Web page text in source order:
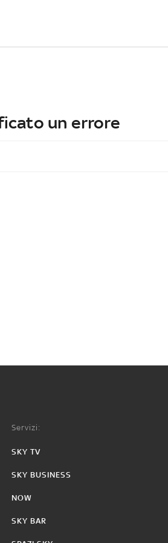
un errore
Servizi:
SKY TV
SKY BUSINESS
NOW
SKY BAR